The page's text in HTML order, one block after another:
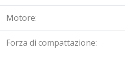
Motore:
Forza di compattazione: